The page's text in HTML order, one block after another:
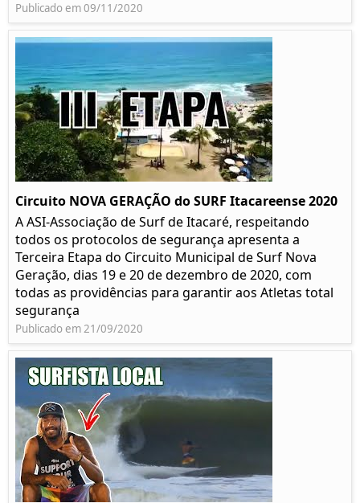
Publicado em 09/11/2020
Circuito NOVA GERAÇÃO do SURF Itacareense 2020
A ASI-Associação de Surf de Itacaré, respeitando
todos os protocolos de segurança apresenta a
Terceira Etapa do Circuito Municipal de Surf Nova
Geração, dias 19 e 20 de dezembro de 2020, com
todas as providências para garantir aos Atletas total
segurança
Publicado em 21/09/2020